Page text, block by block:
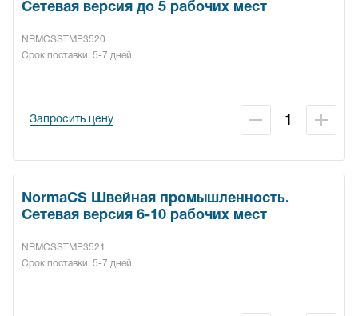
Сетевая версия до 5 рабочих мест
NRMCSSTMP3520
Срок поставки: 5-7 дней
Запросить цену
NormaCS Швейная промышленность.
Сетевая версия 6-10 рабочих мест
NRMCSSTMP3521
Срок поставки: 5-7 дней